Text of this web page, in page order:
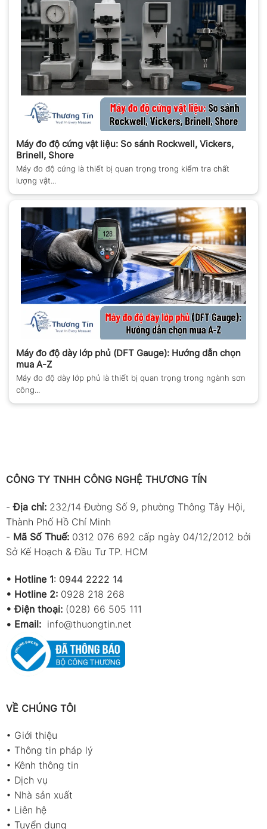
Máy đo độ cứng vật liệu: So sánh Rockwell, Vickers,
Brinell, Shore
Máy đo độ cứng là thiết bị quan trọng trong kiểm tra chất
lượng vật...
Máy đo độ dày lớp phủ (DFT Gauge): Hướng dẫn chọn
mua A-Z
Máy đo độ dày lớp phủ là thiết bị quan trọng trong ngành sơn
công...
CÔNG TY TNHH CÔNG NGHỆ THƯƠNG TÍN
-Địa chỉ: 232/14 Đường Số 9, phường Thông Tây Hội,
Thành Phố Hồ Chí Minh
- Mã Số Thuế: 0312 076 692 cấp ngày 04/12/2012 bởi
Sở Kế Hoạch & Đầu Tư TP. HCM
• Hotline 1: 0944 2222 14
• Hotline 2: 0928 218 268
• Điện thoại: (028) 66 505 111
• Email: info@thuongtin.net
VỀ CHÚNG TÔI
• Giới thiệu
• Thông tin pháp lý
• Kênh thông tin
• Dịch vụ
• Nhà sản xuất
• Liên hệ
• Tuyển dụng